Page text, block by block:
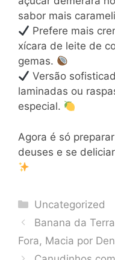
sabor mais
Prefere mais
xícara de leite de
gemas.
Versão
laminadas ou
especial.
Agora é só
deuses e se
Categories
Uncategorized
Banana da
Fora, Macia por